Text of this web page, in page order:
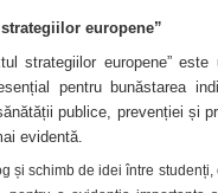
europene”
strategiilor europene” este
pentru bunăstarea
publice, prevenției și
evidentă.
și schimb de idei între studenți,